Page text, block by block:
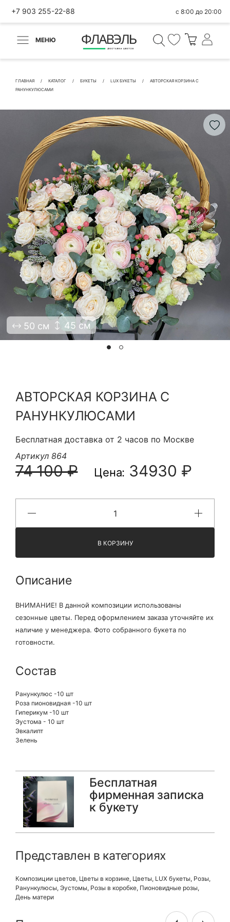
+7 903 255-22-88 с 8:00 до 20:00
МЕНЮ
ГЛАВНАЯ КАТАЛОГ БУКЕТЫ LUX БУКЕТЫ
АВТОРСКАЯ КОРЗИНА С
РАНУНКУЛЮСАМИ
50 см 45 см
АВТОРСКАЯ КОРЗИНА С
РАНУНКУЛЮСАМИ
Бесплатная доставка от 2 часов по Москве
Артикул 864
74 100 ₽ Цена: 34930 ₽
В КОРЗИНУ
Описание
ВНИМАНИЕ! В данной композиции использованы
сезонные цветы. Перед оформлением заказа уточняйте их
наличие у менеджера. Фото собранного букета по
готовности.
Состав
Ранункулюс -10 шт
Роза пионовидная -10 шт
Гиперикум -10 шт
Эустома - 10 шт
Эвкалипт
Зелень
Бесплатная
фирменная записка
к букету
Представлен в категориях
Композиции цветов, Цветы в корзине, Цветы, LUX букеты, Розы,
Ранункулюсы, Эустомы, Розы в коробке, Пионовидные розы,
День матери
ВЕРНУТЬСЯ
Быстрая покупка
БЫСТРАЯ ПОКУПКА
Я принимаю Политику конфиденциальности и
Правила использования сайта ФЛАВЭЛЬ. Мы не
продаем ваши данные и храним их в безопасности